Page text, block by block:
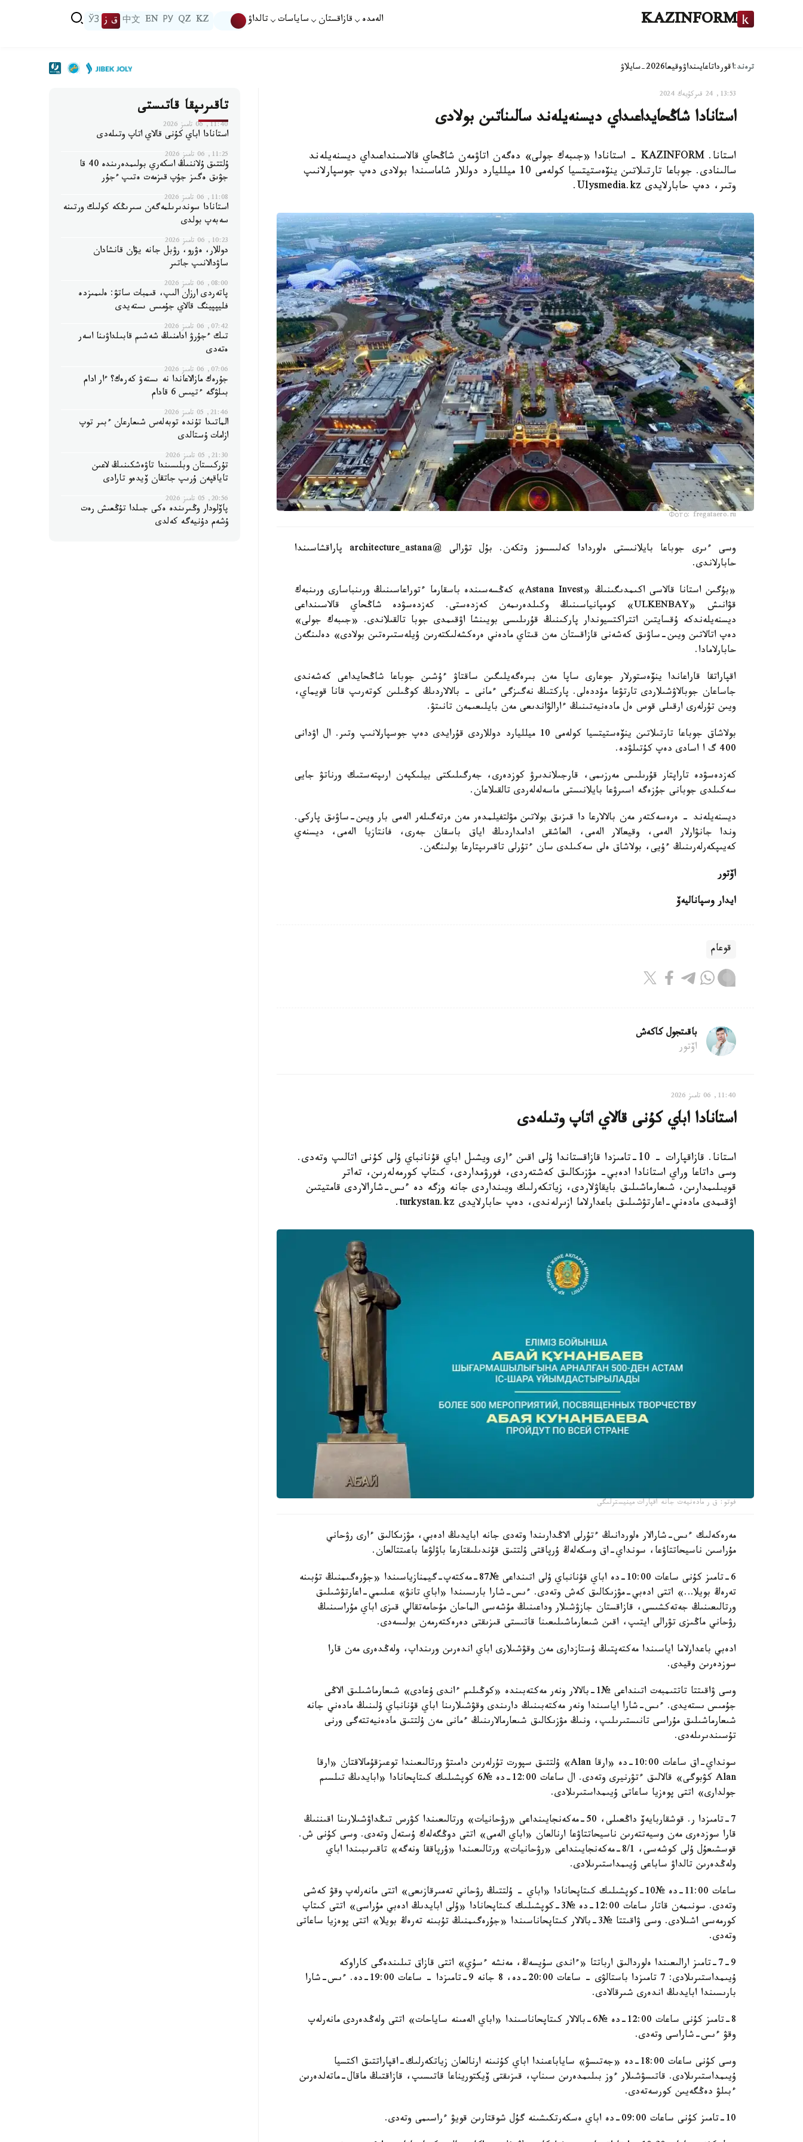
KAZINFORM الەمدە قازاقستان ساياسات تالداۋ KZ
QZ
РУ
EN
中文 ق ز ЎЗ
ترەند:اقورداتاعايىنداۋوقيعا2026-سايلاۋ
13:53, 24 قىركۇيەك 2024
استانادا شاڭحايداعىداي ديسنەيلەند سالىناتىن بولادى
استانا. KAZINFORM - استانادا «جىبەك جولى» دەگەن اتاۋمەن شاڭحاي قالاسىنداعىداي ديسنەيلەند
سالىنادى. جوباعا تارتىلاتىن ينۆەستيتسيا كولەمى 10 ميلليارد دوللار شاماسىندا بولادى دەپ جوسپارلانىپ
وتىر، دەپ حابارلايدى Ulysmedia.kz.
Фото: fregataero.ru
وسى ءىرى جوباعا بايلانىستى ەلوردادا كەلىسسوز وتكەن. بۇل تۋرالى @architecture_astana پاراقشاسىندا
حابارلاندى.
«بۇگىن استانا قالاسى اكىمدىگىنىڭ «Astana Invest» كەڭسەسىندە باسقارما ءتوراعاسىنىڭ ورىنباسارى ورىنبەك
قۋانىش «ULKENBAY» كومپانياسىنىڭ وكىلدەرىمەن كەزدەستى. كەزدەسۋدە شاڭحاي قالاسىنداعى
ديسنەيلەندكە ۇقسايتىن اتتراكتسيوندار پاركىنىڭ قۇرىلىسى بويىنشا اۋقىمدى جوبا تالقىلاندى. «جىبەك جولى»
دەپ اتالاتىن ويىن-ساۋىق كەشەنى قازاقستان مەن قىتاي مادەني ەرەكشەلىكتەرىن ۇيلەستىرەتىن بولادى» دەلىنگەن
حابارلامادا.
اقپاراتقا قاراعاندا ينۆەستورلار جوعارى ساپا مەن بىرەگەيلىگىن ساقتاۋ ءۇشىن جوباعا شاڭحايداعى كەشەندى
جاساعان جوبالاۋشىلاردى تارتۋعا مۇددەلى. پاركتىڭ نەگىزگى ءمانى - بالالاردىڭ كوڭىلىن كوتەرىپ قانا قويماي،
ويىن تۇرلەرى ارقىلى قوس ەل مادەنيەتىنىڭ ءارالۋاندىعى مەن بايلىعىمەن تانىتۋ.
بولاشاق جوباعا تارتىلاتىن ينۆەستيتسيا كولەمى 10 ميلليارد دوللاردى قۇرايدى دەپ جوسپارلانىپ وتىر. ال اۋدانى
400 گ ا اسادى دەپ كۇتىلۋدە.
كەزدەسۋدە تاراپتار قۇرىلىس مەرزىمى، قارجىلاندىرۋ كوزدەرى، جەرگىلىكتى بيلىكپەن ارىپتەستىك ورناتۋ جايى
سەكىلدى جوبانى جۇزەگە اسىرۋعا بايلانىستى ماسەلەلەردى تالقىلاعان.
ديسنەيلەند - ەرەسەكتەر مەن بالالارعا دا قىزىق بولاتىن مۋلتفيلمدەر مەن ەرتەگىلەر الەمى بار ويىن-ساۋىق پاركى.
وندا جانۋارلار الەمى، وقيعالار الەمى، العاشقى ادامداردىڭ اياق باسقان جەرى، فانتازيا الەمى، ديسنەي
كەيىپكەرلەرىنىڭ ءۇيى، بولاشاق ەلى سەكىلدى سان ءتۇرلى تاقىرىپتارعا بولىنگەن.
اۆتور
ايدار وسپاناليەۆ
قوعام
باقىتجول كاكەش
اۆتور
11:40, 06 تامىز 2026
استانادا اباي كۇنى قالاي اتاپ وتىلەدى
استانا. قازاقپارات – 10-تامىزدا قازاقستاندا ۇلى اقىن ءارى ويشىل اباي قۇنانباي ۇلى كۇنى اتالىپ وتەدى.
وسى داتاعا وراي استانادا ادەبي- مۋزىكالىق كەشتەردى، فورۋمداردى، كىتاپ كورمەلەرىن، تەاتر
قويىلىمدارىن، شىعارماشىلىق بايقاۋلاردى، زياتكەرلىك ويىنداردى جانە وزگە دە ءىس-شارالاردى قامتيتىن
اۋقىمدى مادەني-اعارتۋشىلىق باعدارلاما ازىرلەندى، دەپ حابارلايدى turkystan.kz.
فوتو: ق ر مادەنيەت جانە اقپارات مينيسترلىگى
مەرەكەلىك ءىس-شارالار ەلوردانىڭ ءتۇرلى الاڭدارىندا وتەدى جانە ابايدىڭ ادەبي، مۋزىكالىق ءارى رۋحاني
مۇراسىن ناسيحاتتاۋعا، سونداي-اق وسكەلەڭ ۇرپاقتى ۇلتتىق قۇندىلىقتارعا باۋلۋعا باعىتتالعان.
6-تامىز كۇنى ساعات 10:00-دە اباي قۇنانباي ۇلى اتىنداعى №87-مەكتەپ-گيمنازياسىندا «جۇرەگىمنىڭ تۇبىنە
تەرەڭ بويلا…» اتتى ادەبي-مۋزىكالىق كەش وتەدى. ءىس-شارا بارىسىندا «اباي تانۋ» عىلىمي-اعارتۋشىلىق
ورتالىعىنىڭ جەتەكشىسى، قازاقستان جازۋشىلار وداعىنىڭ مۇشەسى الماحان مۇحامەتقالي قىزى اباي مۇراسىنىڭ
رۋحاني ماڭىزى تۋرالى ايتىپ، اقىن شىعارماشىلىعىنا قاتىستى قىزىقتى دەرەكتەرمەن بولىسەدى.
ادەبي باعدارلاما اياسىندا مەكتەپتىڭ ۇستازدارى مەن وقۋشىلارى اباي اندەرىن ورىنداپ، ولەڭدەرى مەن قارا
سوزدەرىن وقيدى.
وسى ۋاقىتتا تاتتىمبەت اتىنداعى №1-بالالار ونەر مەكتەبىندە «كوڭىلىم ءاندى ۇعادى» شىعارماشىلىق الاڭى
جۇمىس ىستەيدى. ءىس-شارا اياسىندا ونەر مەكتەبىنىڭ دارىندى وقۋشىلارىنا اباي قۇنانباي ۇلىنىڭ مادەني جانە
شىعارماشىلىق مۇراسى تانىستىرىلىپ، ونىڭ مۋزىكالىق شىعارمالارىنىڭ ءمانى مەن ۇلتتىق مادەنيەتتەگى ورنى
تۇسىندىرىلەدى.
سونداي-اق ساعات 10:00-دە «ارقا Alan» ۇلتتىق سپورت تۇرلەرىن دامىتۋ ورتالىعىندا توعىزقۇمالاقتان «ارقا
Alan كۋبوگى» قالالىق ءتۋرنيرى وتەدى. ال ساعات 12:00-دە №6 كوپشىلىك كىتاپحانادا «ابايدىڭ تىلسىم
جولدارى» اتتى پوەزيا ساعاتى ۇيىمداستىرىلادى.
7-تامىزدا ر. قوشقاربايەۆ داڭعىلى، 50-مەكەنجايىنداعى «رۋحانيات» ورتالىعىندا كۋرس تىڭداۋشىلارىنا اقىننىڭ
قارا سوزدەرى مەن وسيەتتەرىن ناسيحاتتاۋعا ارنالعان «اباي الەمى» اتتى دوڭگەلەك ۇستەل وتەدى. وسى كۇنى ش.
قوسشىعۇل ۇلى كوشەسى، 8/1-مەكەنجايىنداعى «رۋحانيات» ورتالىعىندا «ۇرپاققا ونەگە» تاقىرىبىندا اباي
ولەڭدەرىن تالداۋ ساباعى ۇيىمداستىرىلادى.
ساعات 11:00-دە №10-كوپشىلىك كىتاپحانادا «اباي - ۇلتتىڭ رۋحاني تەمىرقازىعى» اتتى مانەرلەپ وقۋ كەشى
وتەدى. سونىمەن قاتار ساعات 12:00-دە №3-كوپشىلىك كىتاپحانادا «ۇلى ابايدىڭ ادەبي مۇراسى» اتتى كىتاپ
كورمەسى اشىلادى. وسى ۋاقىتتا №3-بالالار كىتاپحاناسىندا «جۇرەگىمنىڭ تۇبىنە تەرەڭ بويلا» اتتى پوەزيا ساعاتى
وتەدى.
7-9-تامىز ارالىعىندا ەلوردالىق ارباتتا «ءاندى سۇيسەڭ، مەنشە ءسۇي» اتتى قازاق تىلىندەگى كاراوكە
ۇيىمداستىرىلادى: 7 تامىزدا باستالۋى - ساعات 20:00-دە، 8 جانە 9-تامىزدا - ساعات 19:00-دە. ءىس-شارا
بارىسىندا ابايدىڭ اندەرى شىرقالادى.
8-تامىز كۇنى ساعات 12:00-دە №6-بالالار كىتاپحاناسىندا «اباي الەمىنە ساياحات» اتتى ولەڭدەردى مانەرلەپ
وقۋ ءىس-شاراسى وتەدى.
وسى كۇنى ساعات 18:00-دە «جەتىسۋ» ساياباعىندا اباي كۇنىنە ارنالعان زياتكەرلىك-اقپاراتتىق اكتسيا
ۇيىمداستىرىلادى. قاتىسۋشىلار ءوز بىلىمدەرىن سىناپ، قىزىقتى ۆيكتوريناعا قاتىسىپ، قازاقتىڭ ماقال-ماتەلدەرىن
ءبىلۋ دەڭگەيىن كورسەتەدى.
10-تامىز كۇنى ساعات 09:00-دە اباي ەسكەرتكىشىنە گۇل شوقتارىن قويۋ ءراسىمى وتەدى.
تاقىرىپقا قاتىستى
11:40, 06 تامىز 2026
استانادا اباي كۇنى قالاي اتاپ وتىلەدى
11:25, 06 تامىز 2026
ۇلتتىق ۇلاننىڭ اسكەري بولىمدەرىندە 40 قا
جۋىق ەگىز جۇپ قىزمەت ەتىپ ءجۇر
11:08, 06 تامىز 2026
استانادا سوندىرىلمەگەن سىرىڭكە كولىك ورتىنە
سەبەپ بولدى
10:23, 06 تامىز 2026
دوللار، ەۋرو، رۋبل جانە يۋان قانشادان
ساۋدالانىپ جاتىر
08:00, 06 تامىز 2026
پاتەردى ارزان الىپ، قىمبات ساتۋ: ەلىمىزدە
فليپپينگ قالاي جۇمىس ىستەيدى
07:42, 06 تامىز 2026
تىك ءجۇرۋ ادامنىڭ شەشىم قابىلداۋىنا اسەر
ەتەدى
07:06, 06 تامىز 2026
جۇرەك مازالاعاندا نە ىستەۋ كەرەك؟ ءار ادام
بىلۋگە ءتيىس 6 قادام
21:46, 05 تامىز 2026
الماتىدا تۇندە توبەلەس شىعارعان ءبىر توپ
ازامات ۇستالدى
21:30, 05 تامىز 2026
تۇركىستان وبلىسىندا تاۋەشكىنىڭ لاعىن
تاياقپەن ۇرىپ جاتقان ۆيدەو تارادى
20:56, 05 تامىز 2026
پاۆلودار وڭىرىندە ەكى جىلدا تۇڭعىش رەت
ۇشەم دۇنيەگە كەلدى